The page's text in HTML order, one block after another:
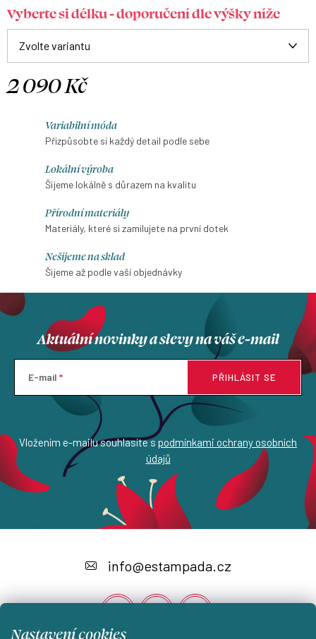
Nastavení cookies
Vyberte si délku - doporučení dle výšky níže
2 090 Kč
Variabilní móda
Přizpůsobte si každý detail podle sebe
Lokální výroba
Šijeme lokálně s důrazem na kvalitu
Přírodní materiály
Materiály, které si zamilujete na první dotek
Nešijeme na sklad
Šijeme až podle vaší objednávky
Aktuální novinky a slevy na váš e-mail
E-mail
Vložením e-mailu souhlasíte s podmínkami ochrany osobních
údajů
PŘIHLÁSIT SE
a
info@estampada.cz